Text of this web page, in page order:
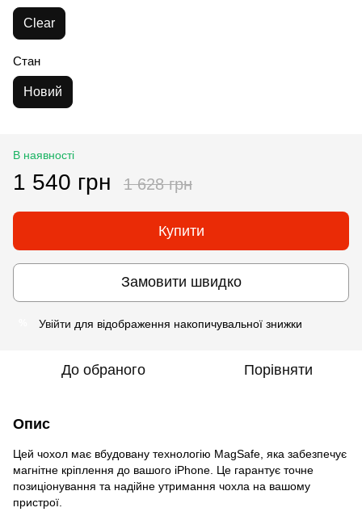
Clear
Стан
Новий
В наявності
1 540 грн 1 628 грн
Купити
Замовити швидко
Увійти для відображення накопичувальної знижки
До обраного Порівняти
Опис
Цей чохол має вбудовану технологію MagSafe, яка забезпечує
магнітне кріплення до вашого iPhone. Це гарантує точне
позиціонування та надійне утримання чохла на вашому
пристрої.